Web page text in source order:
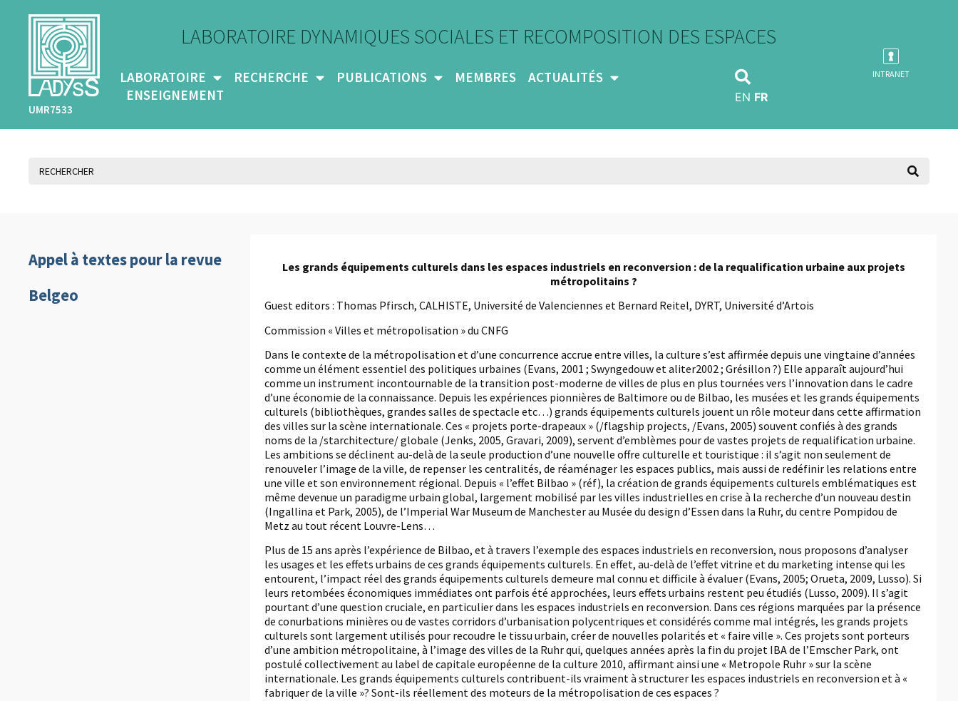
UMR7533
LABORATOIRE DYNAMIQUES SOCIALES ET RECOMPOSITION DES ESPACES
LABORATOIRE RECHERCHE PUBLICATIONS MEMBRES
ACTUALITÉS
ENSEIGNEMENT
EN FR
INTRANET
Appel à textes pour la revue
Belgeo
Les grands équipements culturels dans les espaces industriels en reconversion : de la requalification urbaine aux projets
métropolitains ?
Guest editors : Thomas Pfirsch, CALHISTE, Université de Valenciennes et Bernard Reitel, DYRT, Université d’Artois
Commission « Villes et métropolisation » du CNFG
Dans le contexte de la métropolisation et d’une concurrence accrue entre villes, la culture s’est affirmée depuis une vingtaine d’années
comme un élément essentiel des politiques urbaines (Evans, 2001 ; Swyngedouw et aliter2002 ; Grésillon ?) Elle apparaît aujourd’hui
comme un instrument incontournable de la transition post-moderne de villes de plus en plus tournées vers l’innovation dans le cadre
d’une économie de la connaissance. Depuis les expériences pionnières de Baltimore ou de Bilbao, les musées et les grands équipements
culturels (bibliothèques, grandes salles de spectacle etc…) grands équipements culturels jouent un rôle moteur dans cette affirmation
des villes sur la scène internationale. Ces « projets porte-drapeaux » (/flagship projects, /Evans, 2005) souvent confiés à des grands
noms de la /starchitecture/ globale (Jenks, 2005, Gravari, 2009), servent d’emblèmes pour de vastes projets de requalification urbaine.
Les ambitions se déclinent au-delà de la seule production d’une nouvelle offre culturelle et touristique : il s’agit non seulement de
renouveler l’image de la ville, de repenser les centralités, de réaménager les espaces publics, mais aussi de redéfinir les relations entre
une ville et son environnement régional. Depuis « l’effet Bilbao » (réf), la création de grands équipements culturels emblématiques est
même devenue un paradigme urbain global, largement mobilisé par les villes industrielles en crise à la recherche d’un nouveau destin
(Ingallina et Park, 2005), de l’Imperial War Museum de Manchester au Musée du design d’Essen dans la Ruhr, du centre Pompidou de
Metz au tout récent Louvre-Lens…
Plus de 15 ans après l’expérience de Bilbao, et à travers l’exemple des espaces industriels en reconversion, nous proposons d’analyser
les usages et les effets urbains de ces grands équipements culturels. En effet, au-delà de l’effet vitrine et du marketing intense qui les
entourent, l’impact réel des grands équipements culturels demeure mal connu et difficile à évaluer (Evans, 2005; Orueta, 2009, Lusso). Si
leurs retombées économiques immédiates ont parfois été approchées, leurs effets urbains restent peu étudiés (Lusso, 2009). Il s’agit
pourtant d’une question cruciale, en particulier dans les espaces industriels en reconversion. Dans ces régions marquées par la présence
de conurbations minières ou de vastes corridors d’urbanisation polycentriques et considérés comme mal intégrés, les grands projets
culturels sont largement utilisés pour recoudre le tissu urbain, créer de nouvelles polarités et « faire ville ». Ces projets sont porteurs
d’une ambition métropolitaine, à l’image des villes de la Ruhr qui, quelques années après la fin du projet IBA de l’Emscher Park, ont
postulé collectivement au label de capitale européenne de la culture 2010, affirmant ainsi une « Metropole Ruhr » sur la scène
internationale. Les grands équipements culturels contribuent-ils vraiment à structurer les espaces industriels en reconversion et à «
fabriquer de la ville »? Sont-ils réellement des moteurs de la métropolisation de ces espaces ?